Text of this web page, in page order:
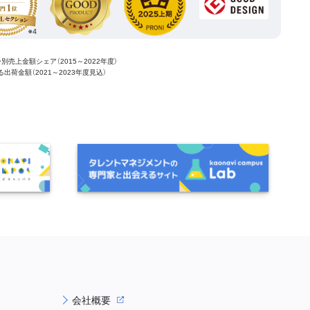
売上金額シェア（2015～2022年度）
荷金額（2021～2023年度見込）
会社概要